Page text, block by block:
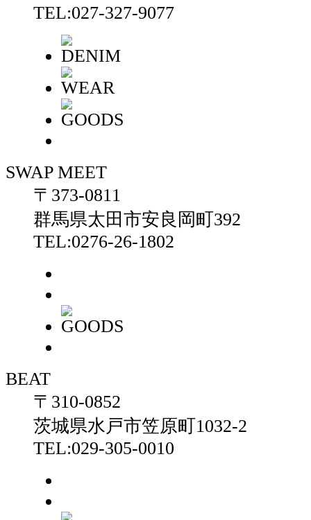
TEL:027-327-9077
SWAP MEET
〒373-0811
群馬県太田市安良岡町392
TEL:0276-26-1802
BEAT
〒310-0852
茨城県水戸市笠原町1032-2
TEL:029-305-0010